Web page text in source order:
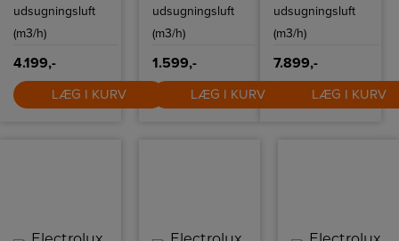
udsugningsluft
(m3/h)
4.199,-
LÆG I KURV
udsugningsluft
(m3/h)
1.599,-
LÆG I KURV
udsugningsluft
(m3/h)
7.899,-
LÆG I KURV